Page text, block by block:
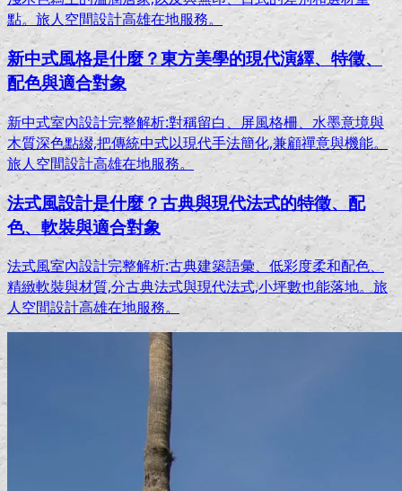
點。旅人空間設計高雄在地服務。
新中式風格是什麼？東方美學的現代演繹、特徵、
配色與適合對象
新中式室內設計完整解析:對稱留白、屏風格柵、水墨意境與
木質深色點綴,把傳統中式以現代手法簡化,兼顧禪意與機能。
旅人空間設計高雄在地服務。
法式風設計是什麼？古典與現代法式的特徵、配
色、軟裝與適合對象
法式風室內設計完整解析:古典建築語彙、低彩度柔和配色、
精緻軟裝與材質,分古典法式與現代法式,小坪數也能落地。旅
人空間設計高雄在地服務。